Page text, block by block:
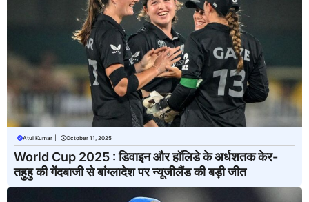
Atul Kumar October 11, 2025
World Cup 2025 : डिवाइन और हॉलिडे के अर्धशतक केर-
तहुहु की गेंदबाजी से बांग्लादेश पर न्यूजीलैंड की बड़ी जीत